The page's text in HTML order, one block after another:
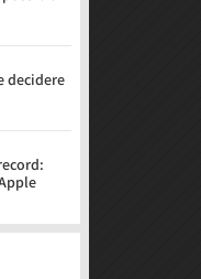
decidere